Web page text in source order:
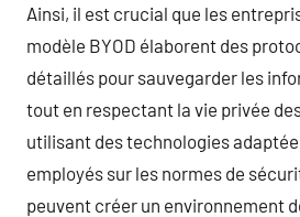
Ainsi, il est crucial que les
modèle BYOD élaborent des
détaillés pour sauvegarder les
tout en respectant la vie privée
utilisant des technologies
employés sur les normes de
peuvent créer un environnement